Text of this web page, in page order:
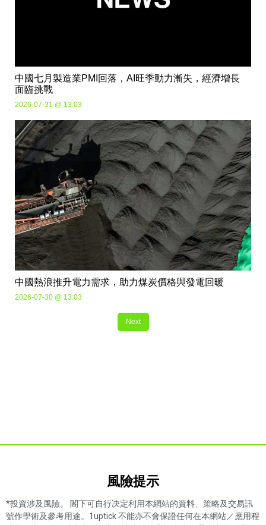
中國七月製造業PMI回落，AI旺季動力漸失，經濟增長
面臨挑戰
2026-07-31 @ 13:03
中國熱浪推升電力需求，助力煤炭價格與發電回暖
2026-07-30 @ 13:03
Next
風險提示​
*投資涉及風險。 閣下可自行决定利用本網站的資料、策略及交易訊
號作學術及參考用途。1uptick 不能亦不會保證任何在本網站／應用程